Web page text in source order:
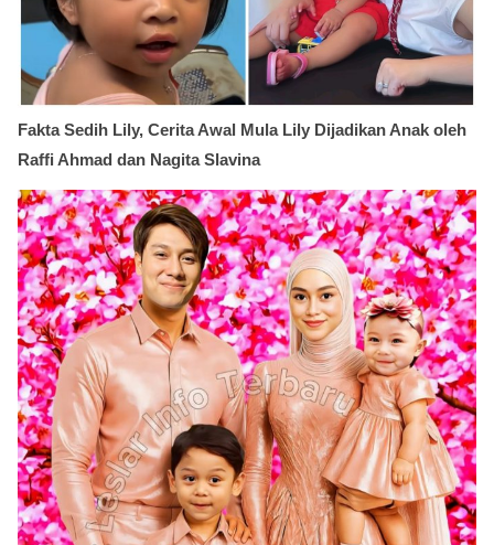
Fakta Sedih Lily, Cerita Awal Mula Lily Dijadikan Anak oleh
Raffi Ahmad dan Nagita Slavina